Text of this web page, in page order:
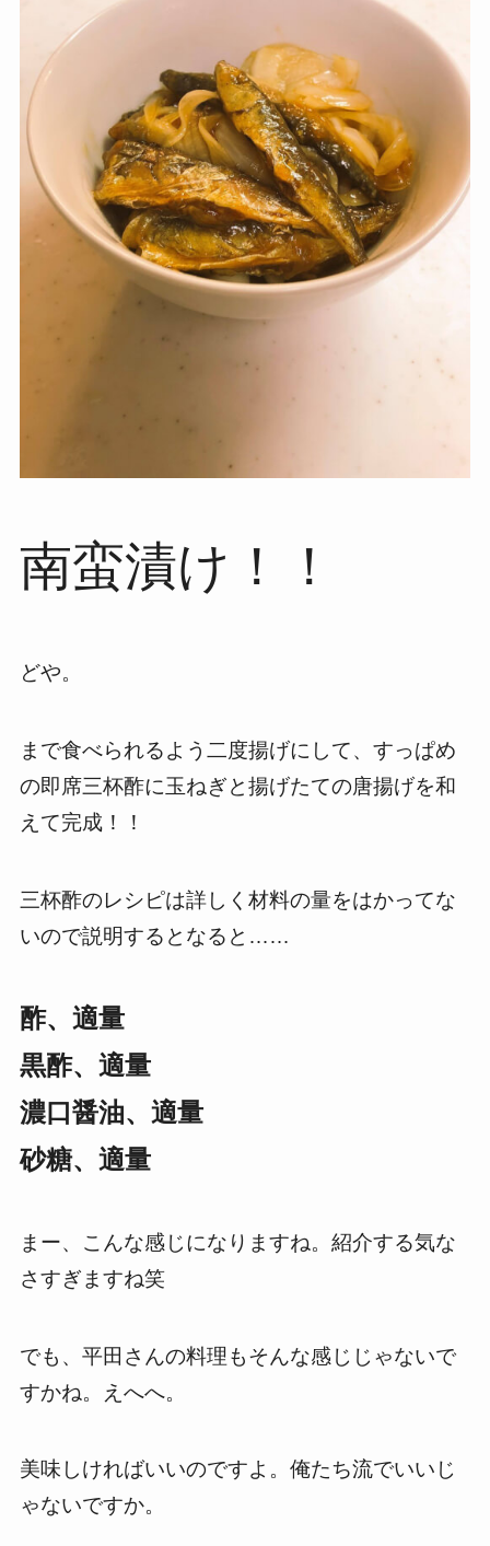
南蛮漬け！！
どや。
まで食べられるよう二度揚げにして、すっぱめ
の即席三杯酢に玉ねぎと揚げたての唐揚げを和
えて完成！！
三杯酢のレシピは詳しく材料の量をはかってな
いので説明するとなると……
酢、適量
黒酢、適量
濃口醤油、適量
砂糖、適量
まー、こんな感じになりますね。紹介する気な
さすぎますね笑
でも、平田さんの料理もそんな感じじゃないで
すかね。えへへ。
美味しければいいのですよ。俺たち流でいいじ
ゃないですか。